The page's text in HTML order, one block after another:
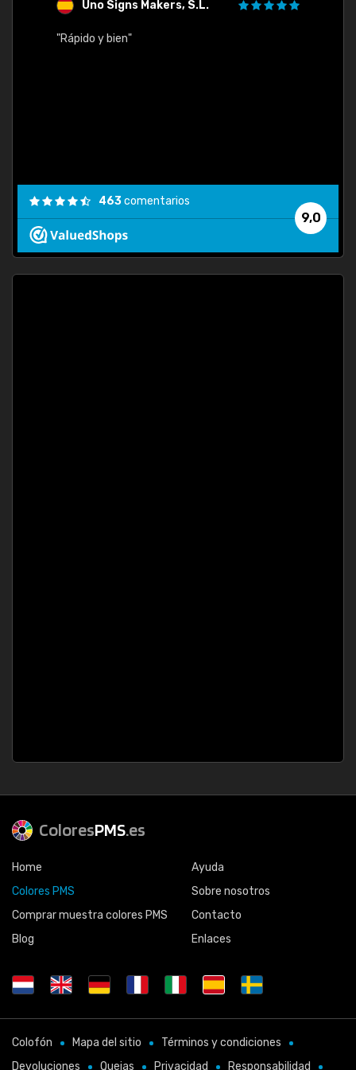
Uno Signs Makers, S.L.
"Rápido y bien"
9,0
463comentarios
ColoresPMS.es
Home
Colores PMS
Comprar muestra colores PMS
Blog
Ayuda
Sobre nosotros
Contacto
Enlaces
Colofón Mapa del sitio
Términos y condiciones
Devoluciones
Quejas Privacidad Responsabilidad